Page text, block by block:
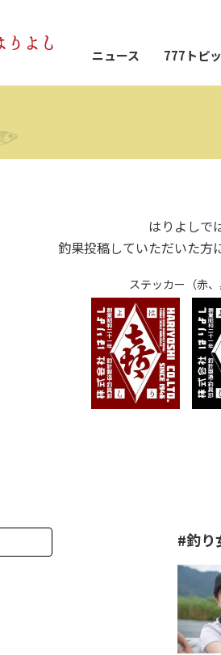
ニュース 777トピ
はりよしで
釣果投稿していただいた方
ステッカー（赤、
#釣り